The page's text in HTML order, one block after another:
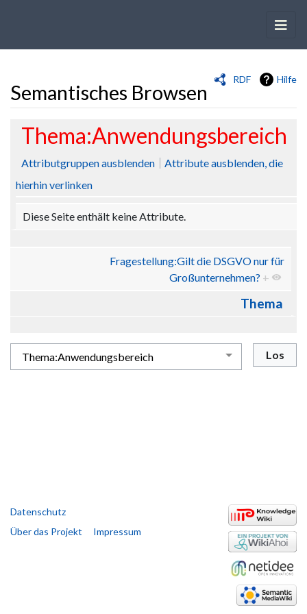
RDF Hilfe
Semantisches Browsen
Wechseln zu: Navigation
Thema:Anwendungsbereich
Attributgruppen ausblenden
Attribute ausblenden, die
hierhin verlinken
Diese Seite enthält keine Attribute.
Fragestellung:Gilt die DSGVO nur für
Großunternehmen? +
Thema
Datenschutz
Über das Projekt
Impressum